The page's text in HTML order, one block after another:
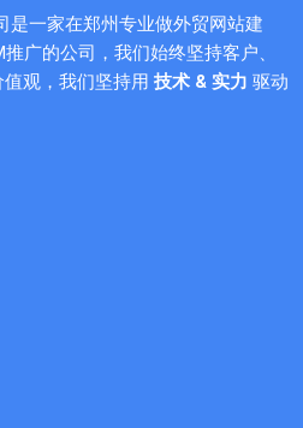
是一家在郑州专业做外贸网站建
广的公司，我们始终坚持客户、
值观，我们坚持用 技术 & 实力 驱动